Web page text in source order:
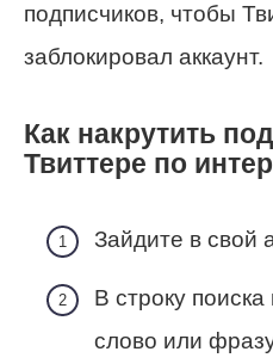
подписчиков, чтобы
заблокировал аккаунт.
Как накрутить
Твиттере по
Зайдите в свой
В строку
слово или